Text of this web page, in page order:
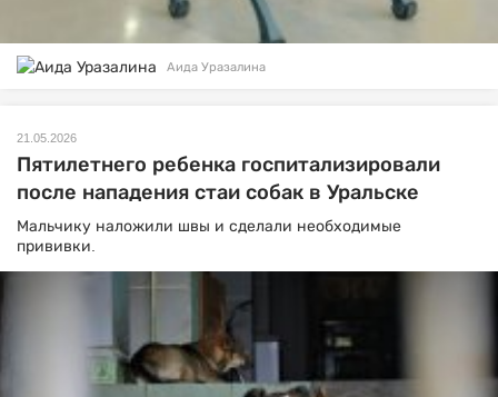
Аида Уразалина
21.05.2026
Пятилетнего ребенка госпитализировали
после нападения стаи собак в Уральске
Мальчику наложили швы и сделали необходимые
прививки.